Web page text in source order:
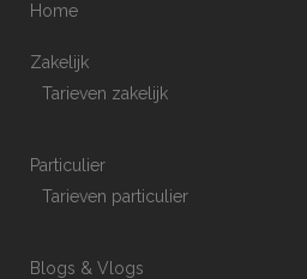
Home
Zakelijk
Tarieven zakelijk
Particulier
Tarieven particulier
Blogs & Vlogs